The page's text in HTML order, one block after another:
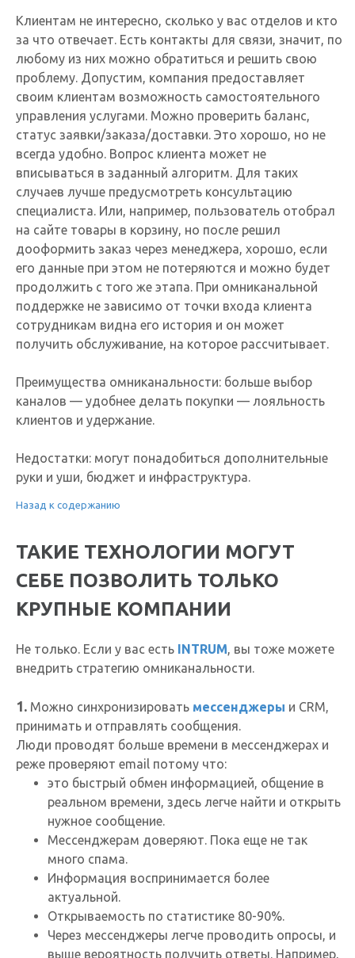
Клиентам не интересно, сколько у вас отделов и кто
за что отвечает. Есть контакты для связи, значит, по
любому из них можно обратиться и решить свою
проблему. Допустим, компания предоставляет
своим клиентам возможность самостоятельного
управления услугами. Можно проверить баланс,
статус заявки/заказа/доставки. Это хорошо, но не
всегда удобно. Вопрос клиента может не
вписываться в заданный алгоритм. Для таких
случаев лучше предусмотреть консультацию
специалиста. Или, например, пользователь отобрал
на сайте товары в корзину, но после решил
дооформить заказ через менеджера, хорошо, если
его данные при этом не потеряются и можно будет
продолжить с того же этапа. При омниканальной
поддержке не зависимо от точки входа клиента
сотрудникам видна его история и он может
получить обслуживание, на которое рассчитывает.
Преимущества омниканальности: больше выбор
каналов — удобнее делать покупки — лояльность
клиентов и удержание.
Недостатки: могут понадобиться дополнительные
руки и уши, бюджет и инфраструктура.
Назад к содержанию
ТАКИЕ ТЕХНОЛОГИИ МОГУТ
СЕБЕ ПОЗВОЛИТЬ ТОЛЬКО
КРУПНЫЕ КОМПАНИИ
Не только. Если у вас есть INTRUM, вы тоже можете
внедрить стратегию омниканальности.
1. Можно синхронизировать мессенджеры и CRM,
принимать и отправлять сообщения.
Люди проводят больше времени в мессенджерах и
реже проверяют email потому что:
это быстрый обмен информацией, общение в
реальном времени, здесь легче найти и открыть
нужное сообщение.
Мессенджерам доверяют. Пока еще не так
много спама.
Информация воспринимается более
актуальной.
Открываемость по статистике 80-90%.
Через мессенджеры легче проводить опросы, и
выше вероятность получить ответы. Например,